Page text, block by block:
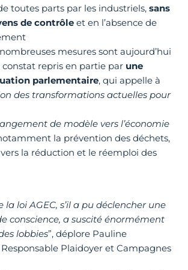
toutes parts par les industriels,sans
de contrôle et en l’absence de
mesures sont aujourd’hui
constat repris en partie par une
parlementaire, qui appelle à
des transformations actuelles pour
de modèle vers l’économie
la prévention des déchets,
la réduction et le réemploi des
la loi AGEC, s’il a pu déclencher une
conscience, a suscité énormément
lobbies”, déplore Pauline
Plaidoyer et Campagnes